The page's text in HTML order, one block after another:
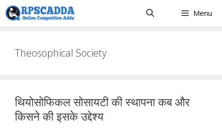
Skip
to
Menu
Theosophical Society
थियोसोफिकल सोसायटी की स्थापना कब और
किसने की इसके उद्देश्य